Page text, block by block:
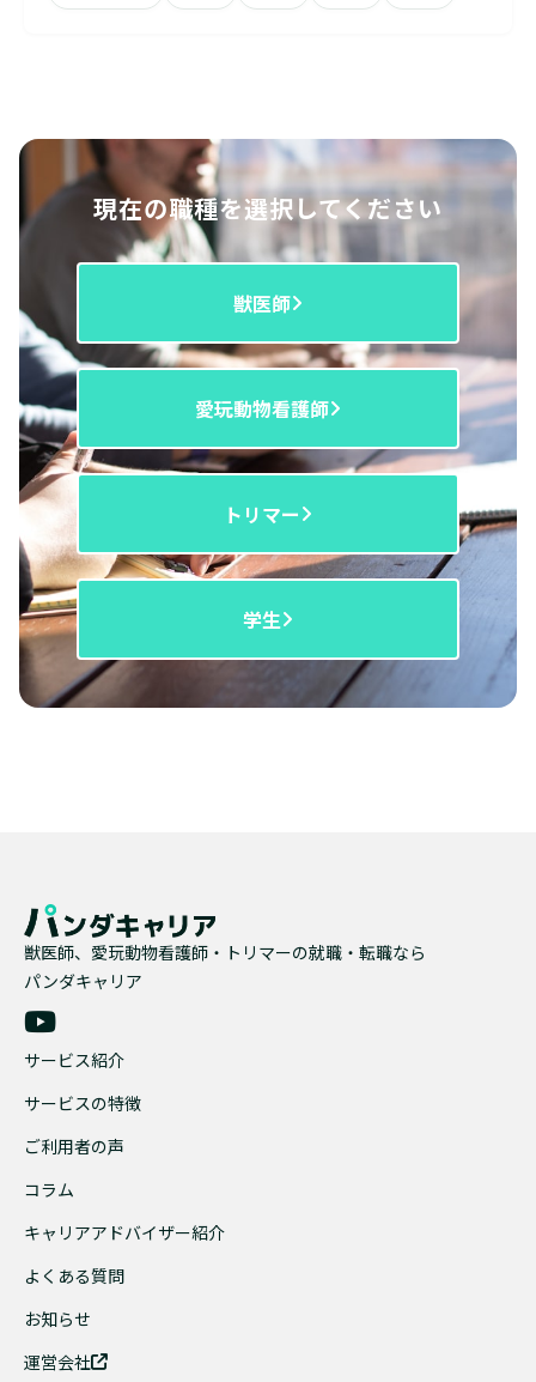
現在の職種を選択してください
獣医師
愛玩動物看護師
トリマー
学生
獣医師、愛玩動物看護師・トリマーの就職・転職なら
パンダキャリア
サービス紹介
サービスの特徴
ご利用者の声
コラム
キャリアアドバイザー紹介
よくある質問
お知らせ
運営会社